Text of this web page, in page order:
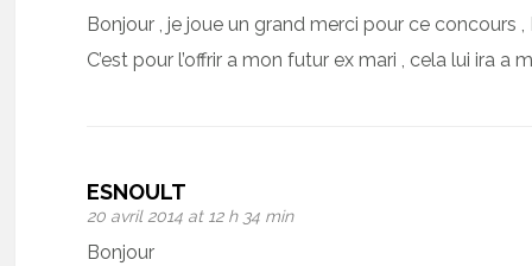
Bonjour , je joue un grand merci pour ce concours
C’est pour l’offrir a mon futur ex mari , cela lui ira a
ESNOULT
20 avril 2014 at 12 h 34 min
Bonjour